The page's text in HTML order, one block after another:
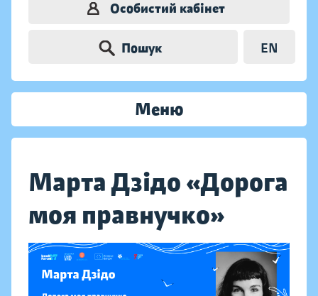
Особистий кабінет
Пошук EN
Меню
Марта Дзідо «Дорога
моя правнучко»